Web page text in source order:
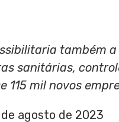
também a
sanitárias,
115 mil novos
de agosto de 2023